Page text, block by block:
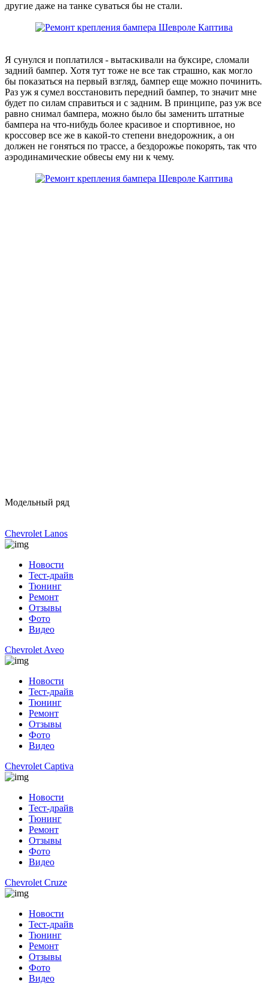
другие даже на танке суваться бы не стали.
Я сунулся и поплатился - вытаскивали на буксире, сломали
задний бампер. Хотя тут тоже не все так страшно, как могло
бы показаться на первый взгляд, бампер еще можно починить.
Раз уж я сумел восстановить передний бампер, то значит мне
будет по силам справиться и с задним. В принципе, раз уж все
равно снимал бампера, можно было бы заменить штатные
бампера на что-нибудь более красивое и спортивное, но
кроссовер все же в какой-то степени внедорожник, а он
должен не гоняться по трассе, а бездорожье покорять, так что
аэродинамические обвесы ему ни к чему.
Модельный ряд
Chevrolet Lanos
Новости
Тест-драйв
Тюнинг
Ремонт
Отзывы
Фото
Видео
Chevrolet Aveo
Новости
Тест-драйв
Тюнинг
Ремонт
Отзывы
Фото
Видео
Chevrolet Captiva
Новости
Тест-драйв
Тюнинг
Ремонт
Отзывы
Фото
Видео
Chevrolet Cruze
Новости
Тест-драйв
Тюнинг
Ремонт
Отзывы
Фото
Видео